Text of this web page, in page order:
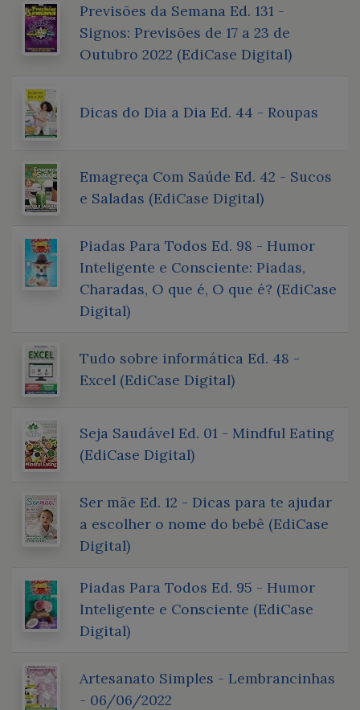
Previsões da Semana Ed. 131 -
Signos: Previsões de 17 a 23 de
Outubro 2022 (EdiCase Digital)
Dicas do Dia a Dia Ed. 44 - Roupas
Emagreça Com Saúde Ed. 42 - Sucos
e Saladas (EdiCase Digital)
Piadas Para Todos Ed. 98 - Humor
Inteligente e Consciente: Piadas,
Charadas, O que é, O que é? (EdiCase
Digital)
Tudo sobre informática Ed. 48 -
Excel (EdiCase Digital)
Seja Saudável Ed. 01 - Mindful Eating
(EdiCase Digital)
Ser mãe Ed. 12 - Dicas para te ajudar
a escolher o nome do bebê (EdiCase
Digital)
Piadas Para Todos Ed. 95 - Humor
Inteligente e Consciente (EdiCase
Digital)
Artesanato Simples - Lembrancinhas
- 06/06/2022